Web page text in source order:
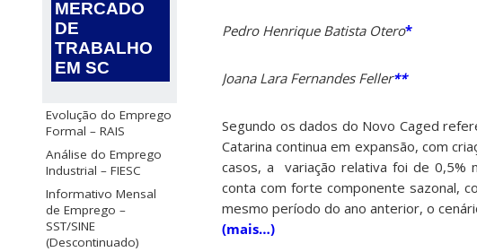
MERCADO
DE
TRABALHO
EM SC
Evolução do Emprego
Formal – RAIS
Análise do Emprego
Industrial – FIESC
Informativo Mensal
de Emprego –
SST/SINE
(Descontinuado)
Pedro Henrique Batista Otero*
Joana Lara Fernandes Feller**
Segundo os dados do Novo Caged
Catarina continua em expansão, com
casos, a variação relativa foi de 0,5%
conta com forte componente sazonal,
mesmo período do ano anterior, o
(mais…)